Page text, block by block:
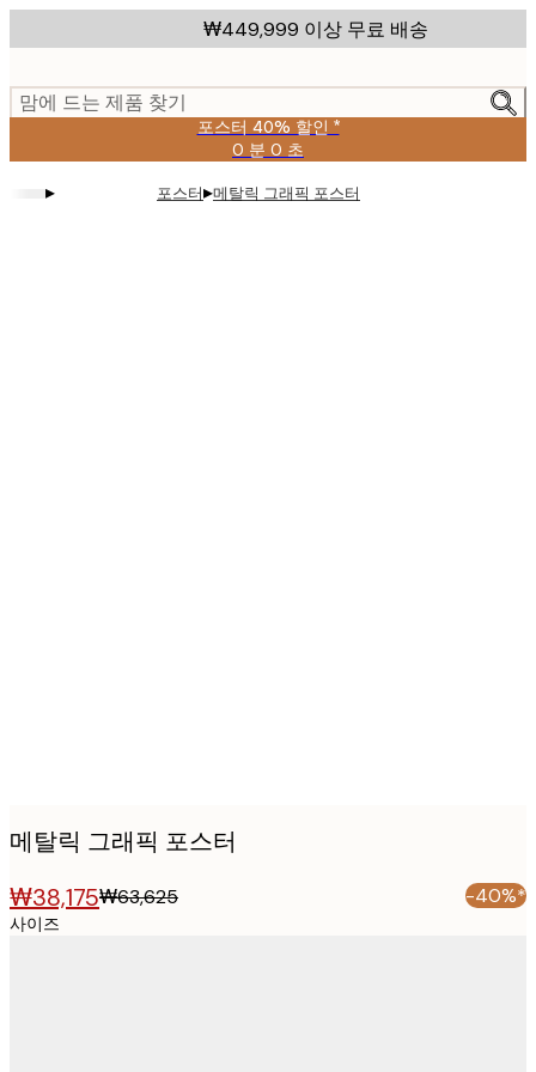
to
content.
₩449,999 이상 무료 배송
맘에 드는 제품 찾기
포스터 40% 할인 *
0 분 0 초
유
효
날
▸ 포스터▸메탈릭 그래픽 포스터
메탈릭 그래픽 포스터
₩38,175₩63,625 -40%*
사이즈